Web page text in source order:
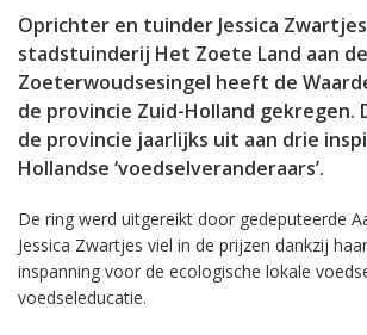
Oprichter en tuinder Jessica
stadstuinderij Het Zoete Land aan de
Zoeterwoudsesingel heeft de
de provincie Zuid-Holland gekregen.
de provincie jaarlijks uit aan drie
Hollandse ‘voedselveranderaars’.
De ring werd uitgereikt door gedeputeerde
Jessica Zwartjes viel in de prijzen dankzij
inspanning voor de ecologische lokale
voedseleducatie.